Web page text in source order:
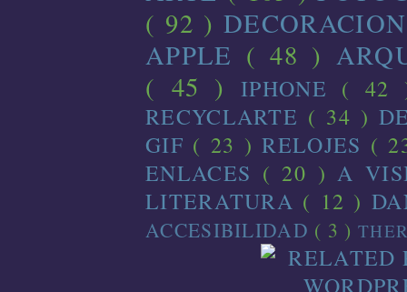
( 92 )
APPLE ( 48 )
( 45 )IPHONE (
RECYCLARTE ( 34 )
GIF ( 23 )RELOJES (
ENLACES ( 20 )A
LITERATURA ( 12 )
ACCESIBILIDAD ( 3 )